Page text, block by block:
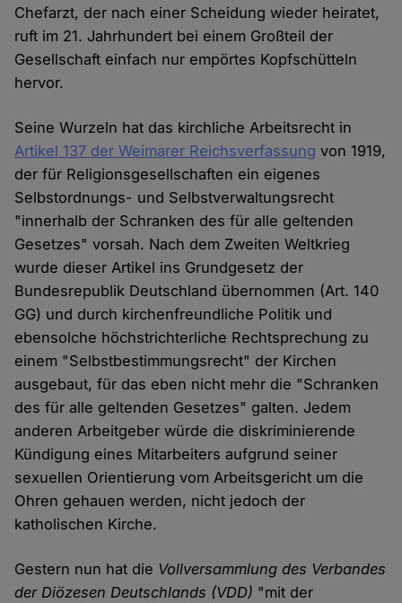
Chefarzt, der nach einer Scheidung wieder heiratet,
ruft im 21. Jahrhundert bei einem Großteil der
Gesellschaft einfach nur empörtes Kopfschütteln
hervor.
Seine Wurzeln hat das kirchliche Arbeitsrecht in
Artikel 137 der Weimarer Reichsverfassung von 1919,
der für Religionsgesellschaften ein eigenes
Selbstordnungs- und Selbstverwaltungsrecht
"innerhalb der Schranken des für alle geltenden
Gesetzes" vorsah. Nach dem Zweiten Weltkrieg
wurde dieser Artikel ins Grundgesetz der
Bundesrepublik Deutschland übernommen (Art. 140
GG) und durch kirchenfreundliche Politik und
ebensolche höchstrichterliche Rechtsprechung zu
einem "Selbstbestimmungsrecht" der Kirchen
ausgebaut, für das eben nicht mehr die "Schranken
des für alle geltenden Gesetzes" galten. Jedem
anderen Arbeitgeber würde die diskriminierende
Kündigung eines Mitarbeiters aufgrund seiner
sexuellen Orientierung vom Arbeitsgericht um die
Ohren gehauen werden, nicht jedoch der
katholischen Kirche.
Gestern nun hat die Vollversammlung des Verbandes
der Diözesen Deutschlands (VDD) "mit der